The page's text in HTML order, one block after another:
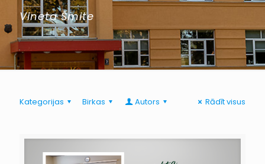
Vineta Šmite
Kategorijas Birkas Autors Rādīt visus